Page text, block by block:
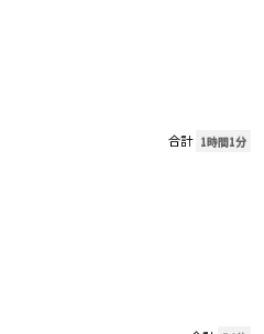
合計 1時間1分